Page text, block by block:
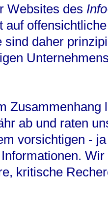
Websites des
auf
daher
Zusammenhang
ab und raten
vorsichtigen -
kritische